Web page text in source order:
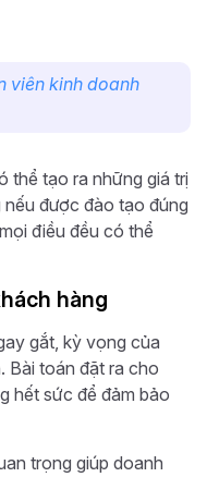
viên kinh doanh
thể tạo ra những giá trị
được đào tạo đúng
điều đều có thể
hàng
gắt, kỳ vọng của
Bài toán đặt ra cho
hết sức để đảm bảo
trọng giúp doanh